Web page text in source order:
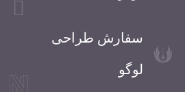
سفارش طراحی
لوگو